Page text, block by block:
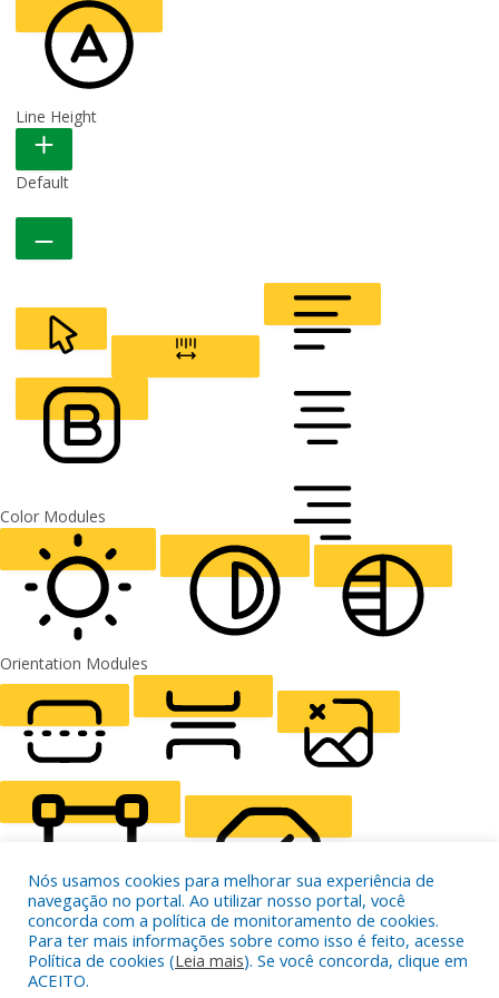
READABLE FONT
Line Height
Default
CURSOR
ALIGN TEXT
FONT WEIGHT
Color Modules
LIGHT CONTRAST HIGH CONTRAST
Orientation Modules
READING LINE READING MASK HIDE IMAGES
HIGHLIGHT CONTENT STOP ANIMATIONS
Nós usamos cookies para melhorar sua experiência de
navegação no portal. Ao utilizar nosso portal, você
concorda com a política de monitoramento de cookies.
Para ter mais informações sobre como isso é feito, acesse
Política de cookies (Leia mais). Se você concorda, clique em
ACEITO.